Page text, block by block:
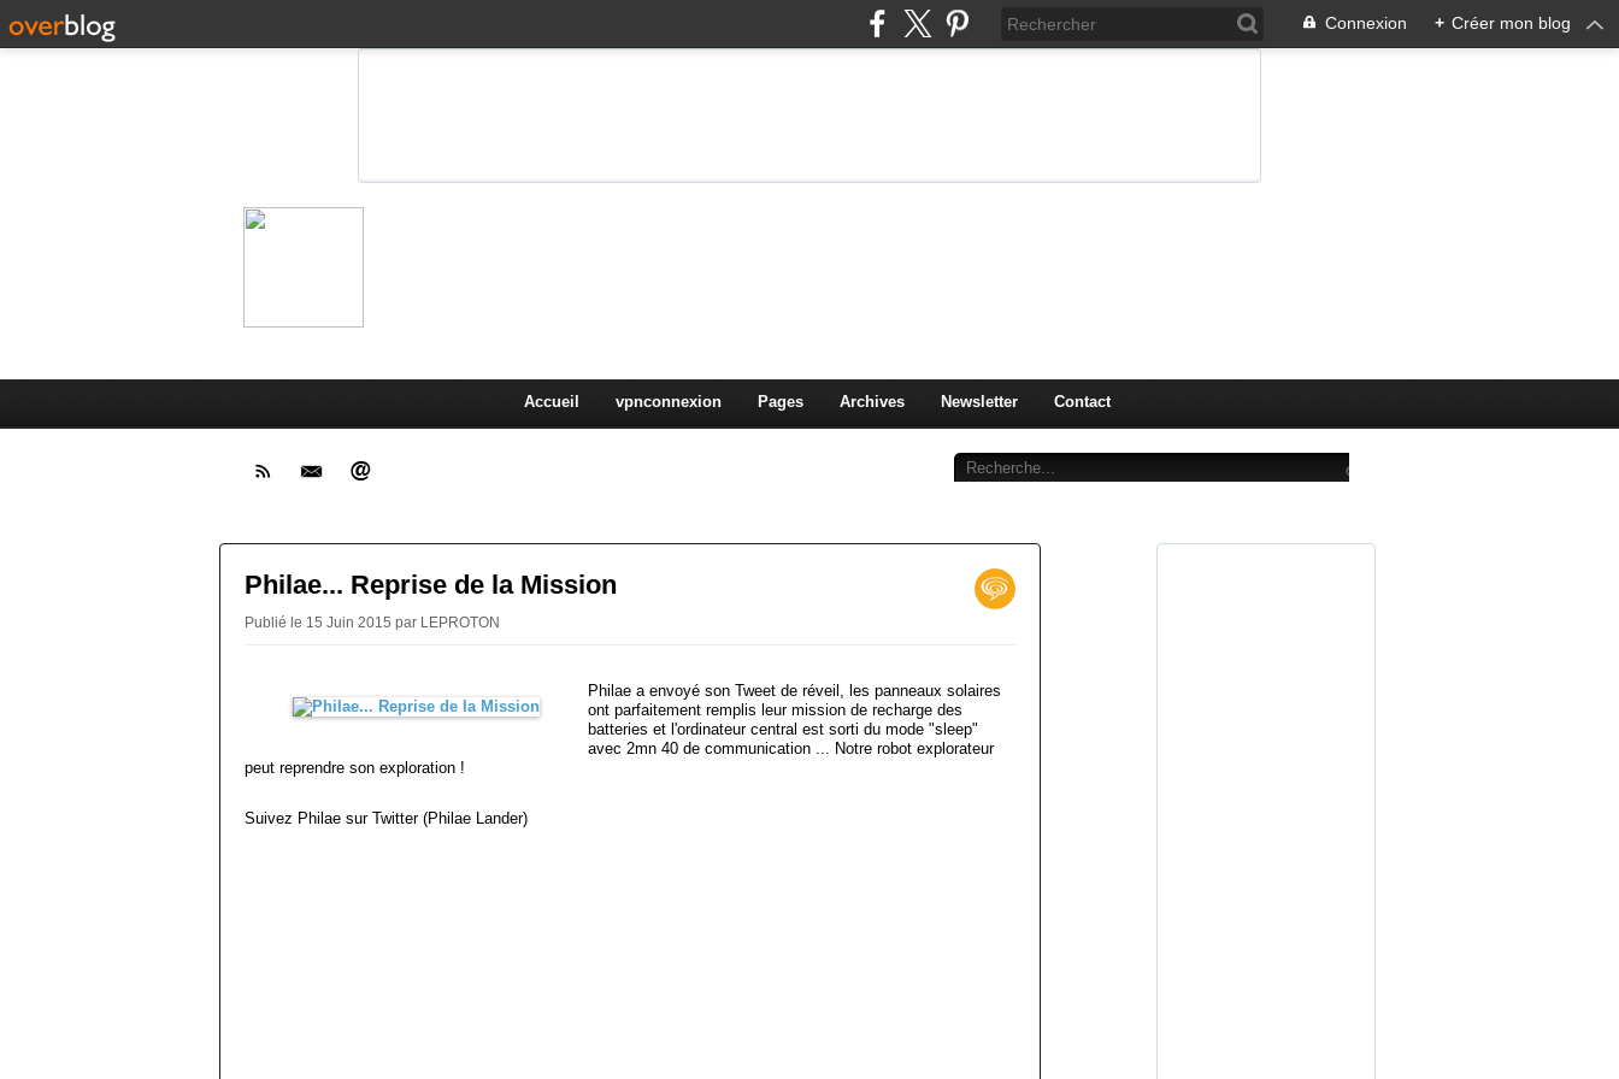
Connexion + Créer mon blog
Accueil vpnconnexion Pages Archives Newsletter Contact
Philae... Reprise de la Mission
Publié le 15 Juin 2015 par LEPROTON
Philae a envoyé son Tweet de réveil, les panneaux solaires
ont parfaitement remplis leur mission de recharge des
batteries et l'ordinateur central est sorti du mode "sleep"
avec 2mn 40 de communication ... Notre robot explorateur
peut reprendre son exploration !
Suivez Philae sur Twitter (Philae Lander)